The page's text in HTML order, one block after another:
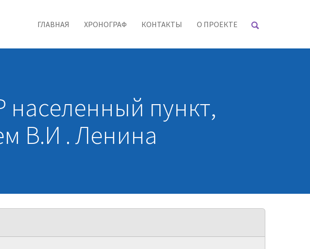
ГЛАВНАЯ ХРОНОГРАФ КОНТАКТЫ О ПРОЕКТЕ
пункт,
В.И . Ленина